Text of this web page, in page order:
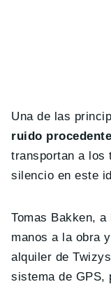
Una de las
ruido
transportan a los
silencio en este
Tomas Bakken,
manos a la obra
alquiler de
sistema de GPS,